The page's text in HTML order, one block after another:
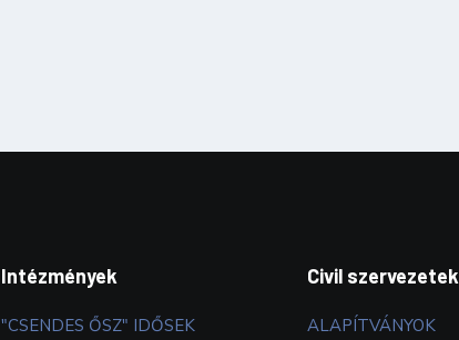
Intézmények
"CSENDES ŐSZ" IDŐSEK
Civil szervezetek
ALAPÍTVÁNYOK